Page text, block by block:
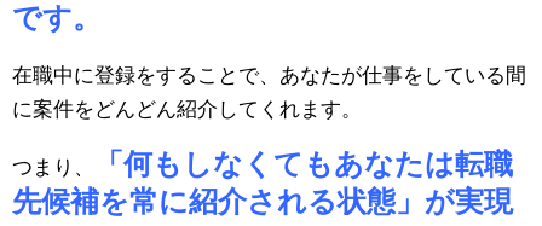
です。
在職中に登録をすることで、あなたが仕事をしている間
に案件をどんどん紹介してくれます。
つまり、
「何もしなくてもあなたは転職
先候補を常に紹介される状態」が実現